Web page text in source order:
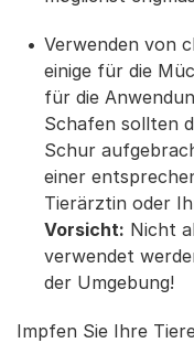
Verwenden von
einige für die
für die
Schafen sollten
Schur
einer
Tierärztin oder
Vorsicht: Nicht
verwendet
der Umgebung!
Impfen Sie Ihre